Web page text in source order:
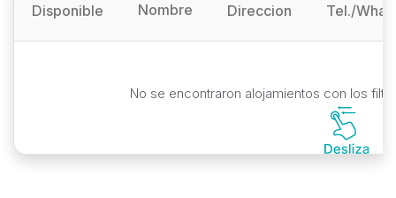
Disponible Nombre Direccion Tel./
No se encontraron alojamientos con los